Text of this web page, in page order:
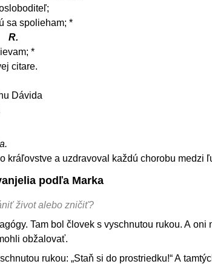
sa spolieham; *
R.
*
citare.
Dávida
kráľovstve a uzdravoval každú chorobu medzi
podľa Marka
život alebo zničiť?
Tam bol človek s vyschnutou rukou. A oni
obžalovať.
rukou: „Staň si do prostriedku!“ A